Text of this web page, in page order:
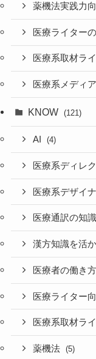
薬機法実践力
医療ライター
医療系取材ラ
医療系メディ
KNOW (121)
AI (4)
医療系ディレ
医療系デザイ
医療通訳の知識
漢方知識を活
医療者の働き方
医療ライター
医療系取材ラ
薬機法 (5)